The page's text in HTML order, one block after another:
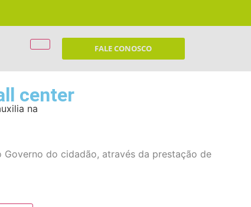
na
FALE CONOSCO
center
do cidadão, através da prestação de